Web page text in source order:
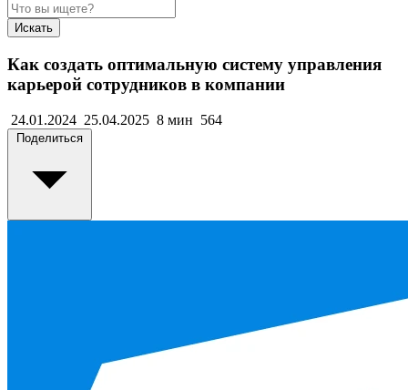
Искать
Как создать оптимальную систему управления
карьерой сотрудников в компании
24.01.2024 25.04.2025 8 мин 564
Поделиться